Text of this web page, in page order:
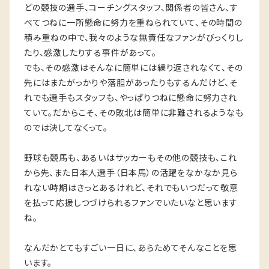
どの競技の選手、コーチングスタッフ、関係者の皆さん、す
べてつねに一所懸命に努力を重ねられていて、その時間の
積み重ねの中で、我々のような無責任なファンがびっくりし
たり、感激したりする事件があって。
でも、その感激はそんなに簡単には繰り返されなくて、その
先にはまたがっかりや落胆があったりもするんだけど、そ
れでも選手もスタッフも、やっぱりつねに懸命に努力され
ていて。だからこそ、その敗北は簡単に非難されるようなも
のでは決してなくって。
野球も競馬も、あるいはサッカーもその他の競技も、これ
から先、また日本人選手（日本馬）の活躍をなかなか見ら
れない時期はきっとあるけれど、それでもいつだって敬意
を払って応援しつづけられるファンでいたいなと思います
ね。
なんだかとてもすごい一日に、あらためてそんなことを思
います。